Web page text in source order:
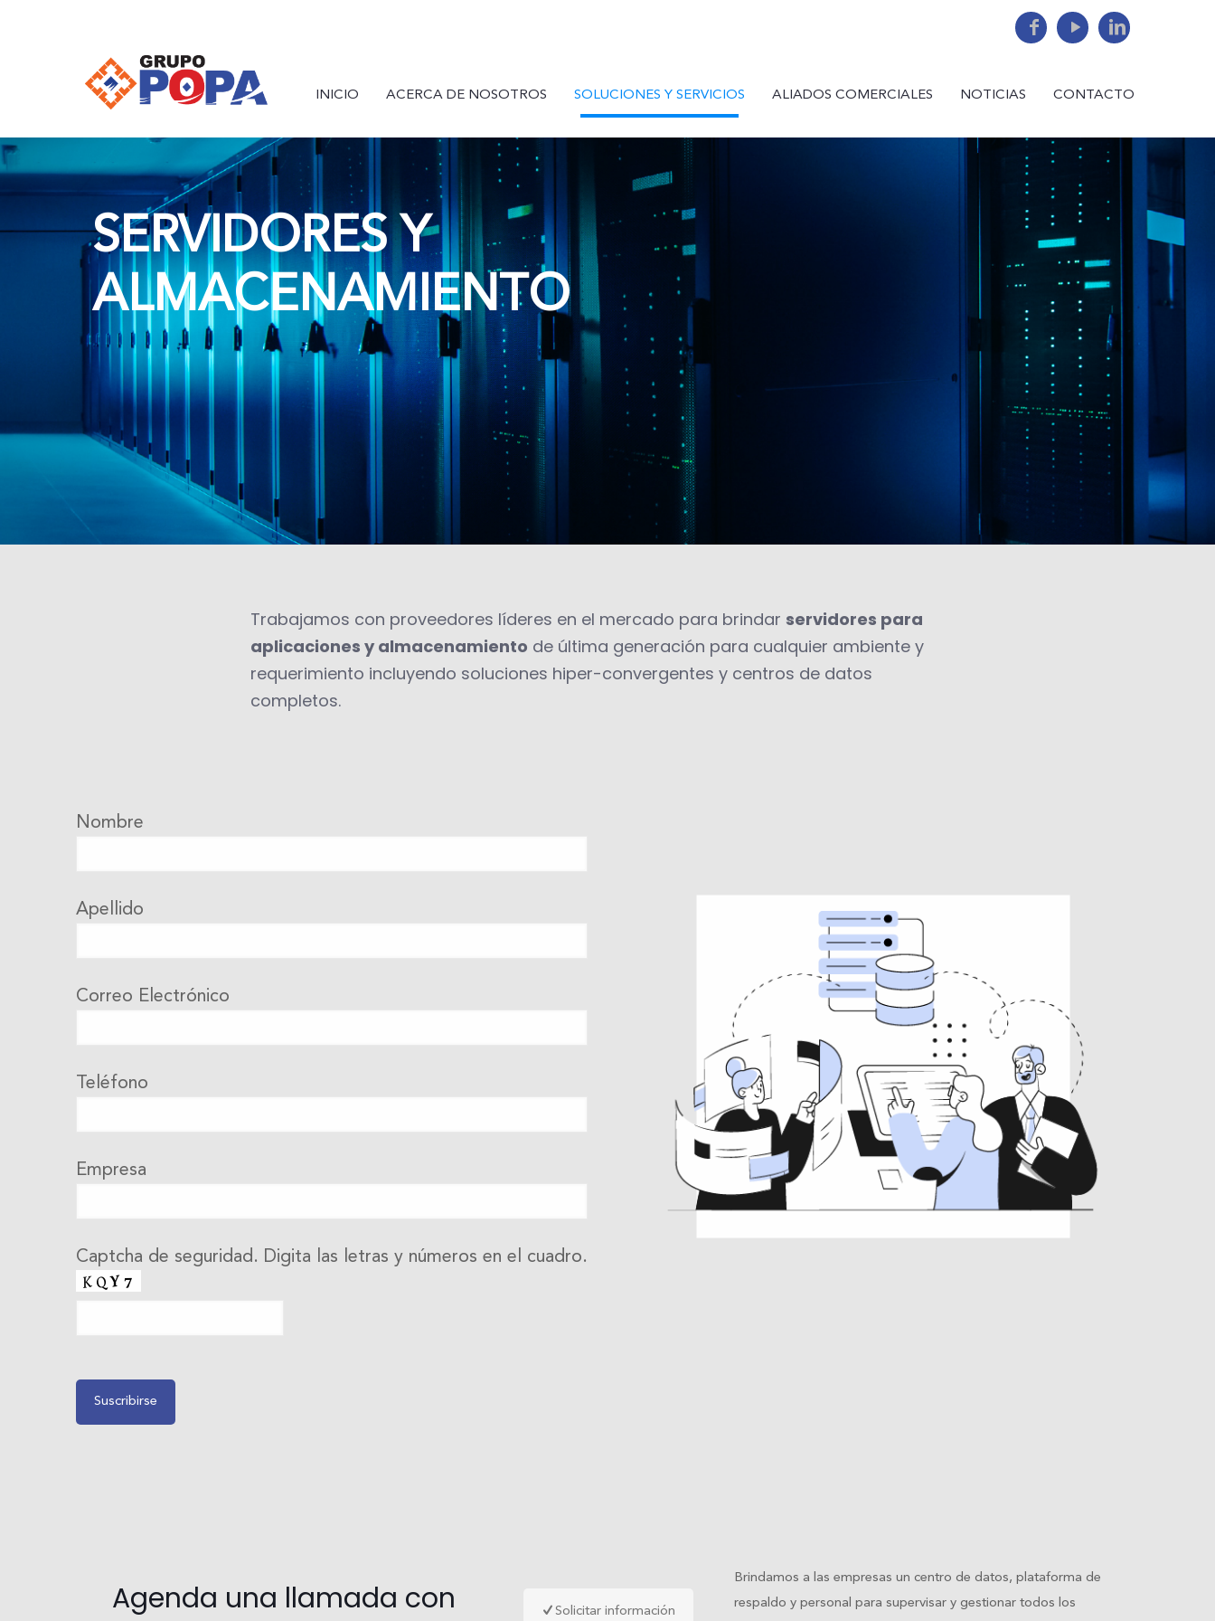
INICIO ACERCA DE NOSOTROS SOLUCIONES Y SERVICIOS ALIADOS COMERCIALES NOTICIAS CONTACTO
SERVIDORES Y
ALMACENAMIENTO
Trabajamos con proveedores líderes en el mercado para brindar servidores para
aplicaciones y almacenamiento de última generación para cualquier ambiente y
requerimiento incluyendo soluciones hiper-convergentes y centros de datos
completos.
Nombre
Apellido
Correo Electrónico
Teléfono
Empresa
Captcha de seguridad. Digita las letras y números en el cuadro.
Agenda una llamada con
Solicitar información
Brindamos a las empresas un centro de datos, plataforma de
respaldo y personal para supervisar y gestionar todos los